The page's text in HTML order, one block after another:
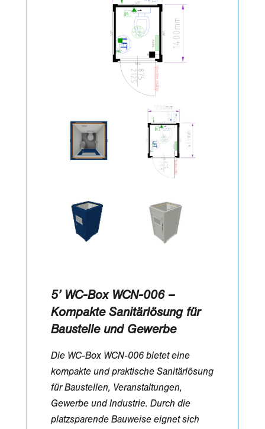
5’ WC-Box WCN-006 –
Kompakte Sanitärlösung für
Baustelle und Gewerbe
Die WC-Box WCN-006 bietet eine
kompakte und praktische Sanitärlösung
für Baustellen, Veranstaltungen,
Gewerbe und Industrie. Durch die
platzsparende Bauweise eignet sich